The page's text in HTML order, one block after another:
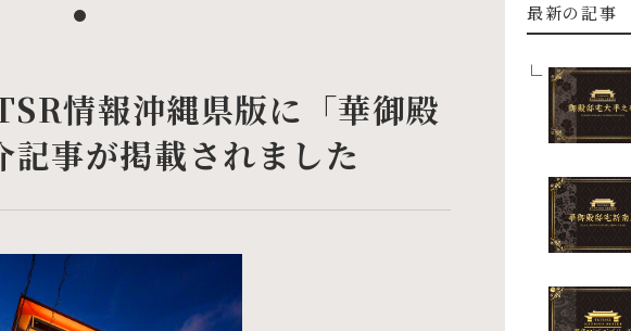
情報沖縄県版に「華御殿
事が掲載されました
最新の記事